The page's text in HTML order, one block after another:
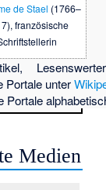
de Stael (1766–
französische
Portale unter
Portale
Medien